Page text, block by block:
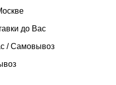
до Вас
/ Самовывоз